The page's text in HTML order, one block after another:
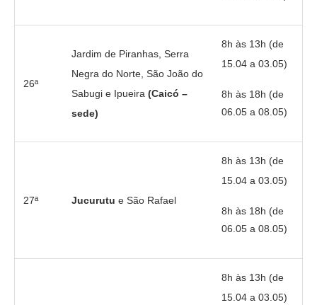
26ª
Jardim de Piranhas, Serra
Negra do Norte, São João do
Sabugi e Ipueira (Caicó –
sede)
8h às 13h (de
15.04 a 03.05)
8h às 18h (de
06.05 a 08.05)
27ª Jucurutu e São Rafael
8h às 13h (de
15.04 a 03.05)
8h às 18h (de
06.05 a 08.05)
8h às 13h (de
15.04 a 03.05)